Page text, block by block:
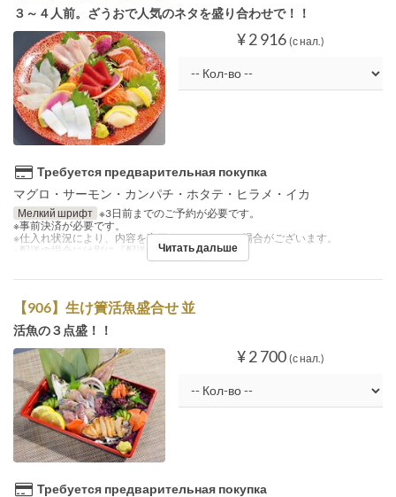
３～４人前。ざうおで人気のネタを盛り合わせで！！
¥ 2 916 (с нал.)
Требуется предварительная покупка
マグロ・サーモン・カンパチ・ホタテ・ヒラメ・イカ
Мелкий шрифт ※3日前までのご予約が必要です。
※事前決済が必要です。
※仕入れ状況により、内容を変更させていただく場合がございます。
※配送の場合には別に『配送料』を注文下さい。
Читать дальше
【906】生け簀活魚盛合せ 並
活魚の３点盛！！
¥ 2 700 (с нал.)
Требуется предварительная покупка